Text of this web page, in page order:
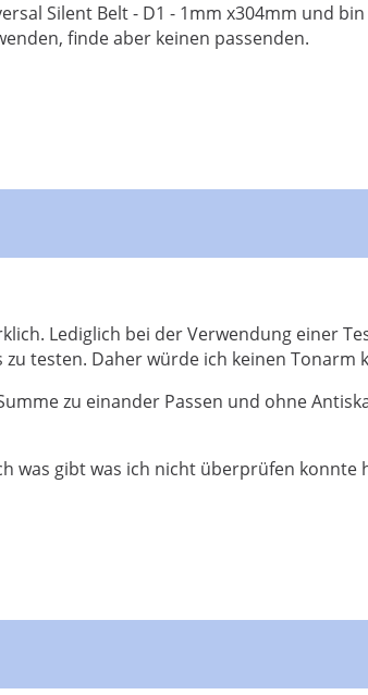
Silent Belt - D1 - 1mm x304mm und
finde aber keinen passenden.
Lediglich bei der Verwendung einer
zu testen. Daher würde ich keinen Tonarm
zu einander Passen und ohne
was gibt was ich nicht überprüfen